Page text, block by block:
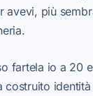
avevi, più
fartela io a 20